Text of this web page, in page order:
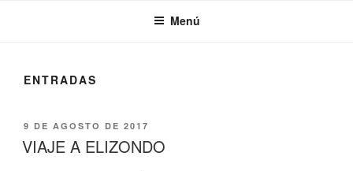
Menú
ENTRADAS
9 DE AGOSTO DE 2017
VIAJE A ELIZONDO